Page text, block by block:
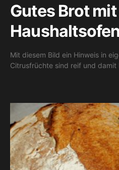
Gutes Brot
Haushaltsofen
Mit diesem Bild ein Hinweis in
Citrusfrüchte sind reif und